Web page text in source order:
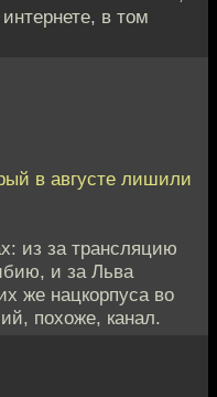
в том
в августе лишили
из за трансляцию
и за Льва
же нацкорпуса во
похоже, канал.